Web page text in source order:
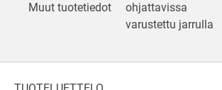
Muut tuotetiedot
ohjattavissa
varustettu jarrulla